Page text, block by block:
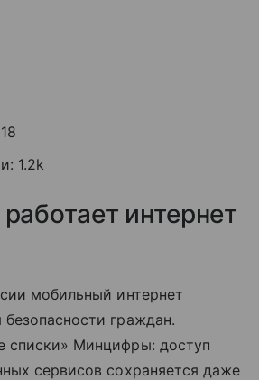
1.2k
интернет
мобильный интернет
граждан.
списки» Минцифры: доступ
сервисов сохраняется даже